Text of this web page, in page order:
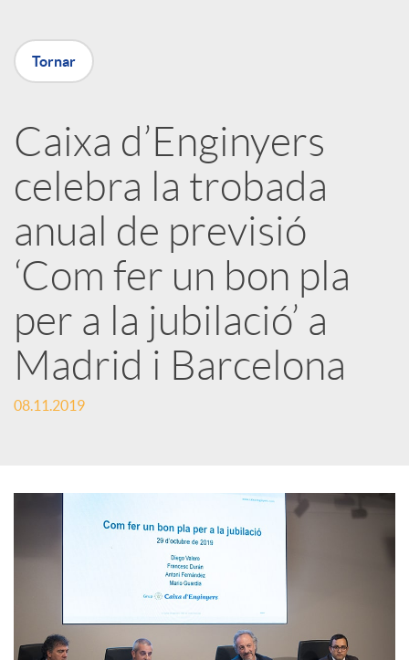
X
r
x
e
s
S
c
i
Tornar
Caixa d’Enginyers
celebra la trobada
anual de previsió
‘Com fer un bon pla
per a la jubilació’ a
Madrid i Barcelona
08.11.2019